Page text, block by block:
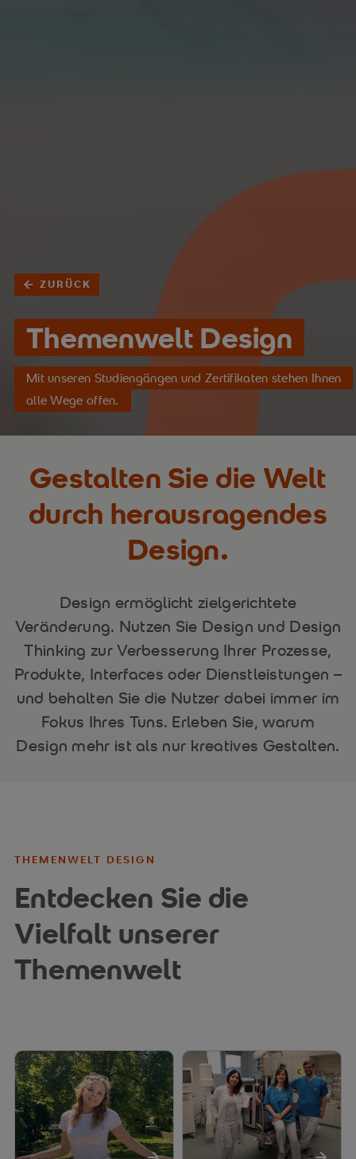
ZURÜCK
Themenwelt Design
Mit unseren Studiengängen und Zertifikaten stehen Ihnen
alle Wege offen.
Gestalten Sie die Welt
durch herausragendes
Design.
Design ermöglicht zielgerichtete
Veränderung. Nutzen Sie Design und Design
Thinking zur Verbesserung Ihrer Prozesse,
Produkte, Interfaces oder Dienstleistungen –
und behalten Sie die Nutzer dabei immer im
Fokus Ihres Tuns. Erleben Sie, warum
Design mehr ist als nur kreatives Gestalten.
THEMENWELT DESIGN
Entdecken Sie die
Vielfalt unserer
Themenwelt